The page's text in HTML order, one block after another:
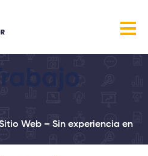
Web – Sin experiencia en